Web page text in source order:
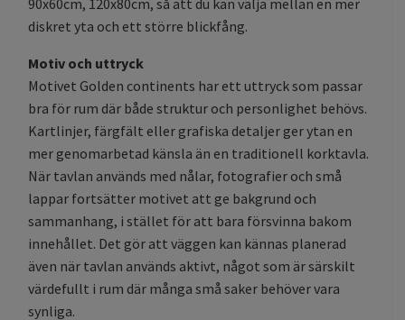
diskret yta och ett större blickfång.
Motiv och uttryck
Motivet Golden continents har ett uttryck som passar
bra för rum där både struktur och personlighet behövs.
Kartlinjer, färgfält eller grafiska detaljer ger ytan en
mer genomarbetad känsla än en traditionell korktavla.
När tavlan används med nålar, fotografier och små
lappar fortsätter motivet att ge bakgrund och
sammanhang, i stället för att bara försvinna bakom
innehållet. Det gör att väggen kan kännas planerad
även när tavlan används aktivt, något som är särskilt
värdefullt i rum där många små saker behöver vara
synliga.